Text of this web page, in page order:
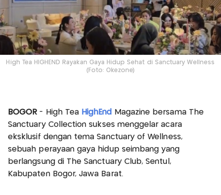
High Tea HIGHEND Rayakan Gaya Hidup Sehat di Sanctuary Wellness
(Foto: Okezone)
BOGOR- High Tea HighEnd
Magazine bersama The
Sanctuary Collection sukses menggelar acara
eksklusif dengan tema Sanctuary of Wellness,
sebuah perayaan gaya hidup seimbang yang
berlangsung di The Sanctuary Club, Sentul,
Kabupaten Bogor, Jawa Barat.